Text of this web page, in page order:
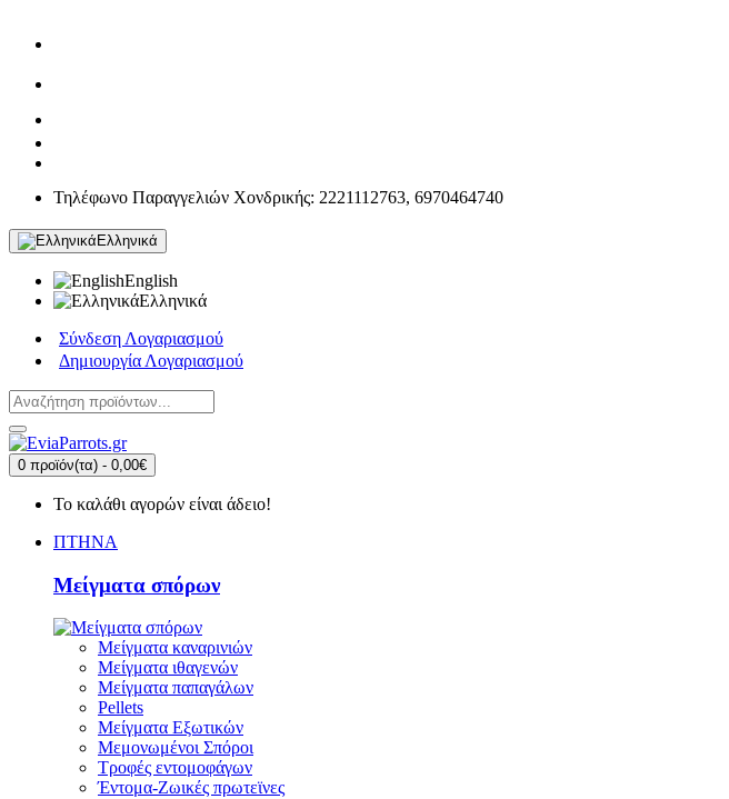
Τηλέφωνο Παραγγελιών Χονδρικής: 2221112763, 6970464740
Ελληνικά
English
Ελληνικά
Σύνδεση Λογαριασμού
Δημιουργία Λογαριασμού
0 προϊόν(τα) - 0,00€
Το καλάθι αγορών είναι άδειο!
ΠΤΗΝΑ
Μείγματα σπόρων
Μείγματα καναρινιών
Μείγματα ιθαγενών
Μείγματα παπαγάλων
Pellets
Μείγματα Εξωτικών
Μεμονωμένοι Σπόροι
Τροφές εντομοφάγων
Έντομα-Ζωικές πρωτεϊνες